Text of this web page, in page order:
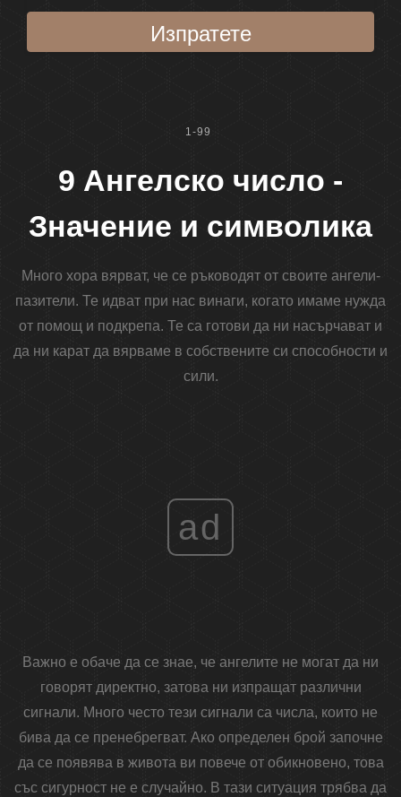
Изпратете
1-99
9 Ангелско число -
Значение и символика
Много хора вярват, че се ръководят от своите ангели-
пазители. Те идват при нас винаги, когато имаме нужда
от помощ и подкрепа. Те са готови да ни насърчават и
да ни карат да вярваме в собствените си способности и
сили.
ad
Важно е обаче да се знае, че ангелите не могат да ни
говорят директно, затова ни изпращат различни
сигнали. Много често тези сигнали са числа, които не
бива да се пренебрегват. Ако определен брой започне
да се появява в живота ви повече от обикновено, това
със сигурност не е случайно. В тази ситуация трябва да